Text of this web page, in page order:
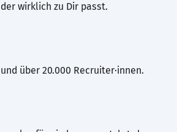
wirklich zu Dir passt.
über 20.000 Recruiter·innen.